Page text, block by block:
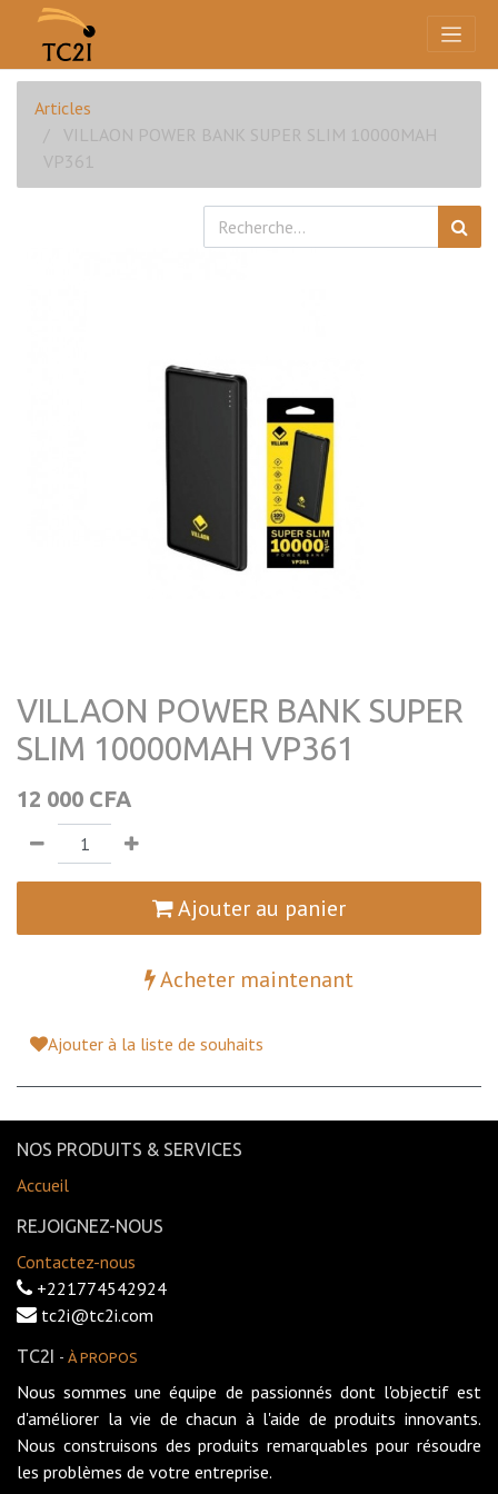
Articles
VILLAON POWER BANK SUPER SLIM 10000MAH
VP361
VILLAON POWER BANK SUPER
SLIM 10000MAH VP361
12 000 CFA
Ajouter au panier
Acheter maintenant
Ajouter à la liste de souhaits
NOS PRODUITS & SERVICES
Accueil
REJOIGNEZ-NOUS
Contactez-nous
+221774542924
tc2i@tc2i.com
TC2I - À PROPOS
Nous sommes une équipe de passionnés dont l'objectif est
d'améliorer la vie de chacun à l'aide de produits innovants.
Nous construisons des produits remarquables pour résoudre
les problèmes de votre entreprise.